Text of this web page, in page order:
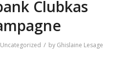
Clubkas
Uncategorized / by Ghislaine Lesage